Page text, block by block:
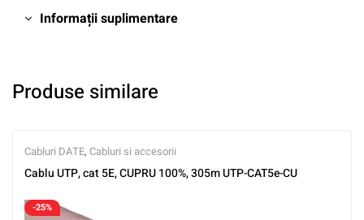
Informații suplimentare
Produse similare
Cabluri DATE, Cabluri si accesorii
Cablu UTP, cat 5E, CUPRU 100%, 305m UTP-CAT5e-CU
-25%